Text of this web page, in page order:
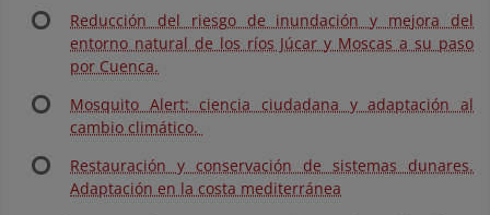
Reducción del riesgo de inundación y mejora del
entorno natural de los ríos Júcar y Moscas a su paso
por Cuenca.
Mosquito Alert: ciencia ciudadana y adaptación al
cambio climático.
Restauración y conservación de sistemas dunares.
Adaptación en la costa mediterránea